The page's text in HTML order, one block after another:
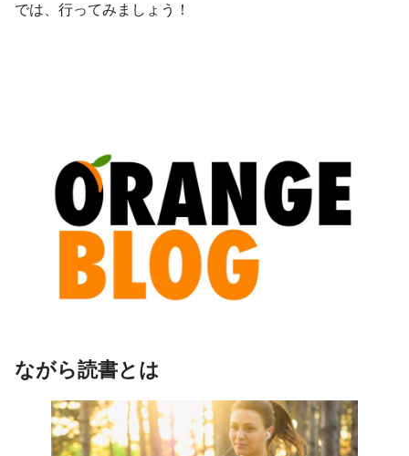
では、行ってみましょう！
ながら読書とは